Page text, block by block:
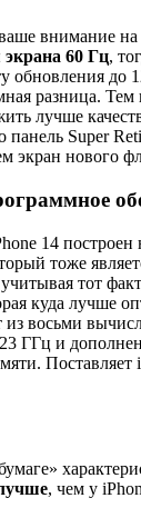
внимание на
экрана 60 Гц,
обновления до
разница.
лучше
панель Super
экран нового
14
тоже
тот
куда лучше
восьми
ГГц и
Поставляет
, чем у